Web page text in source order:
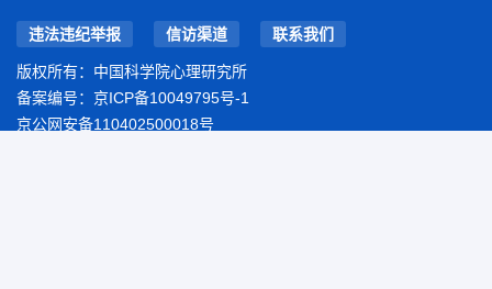
违法违纪举报 信访渠道 联系我们
版权所有：中国科学院心理研究所
备案编号： 京ICP备10049795号-1
京公网安备110402500018号